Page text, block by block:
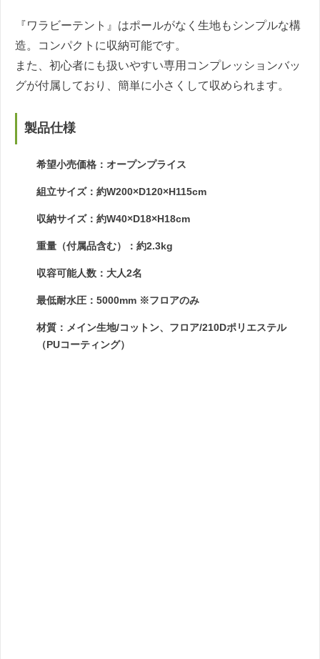
『ワラビーテント』はポールがなく生地もシンプルな構
造。コンパクトに収納可能です。
また、初心者にも扱いやすい専用コンプレッションバッ
グが付属しており、簡単に小さくして収められます。
製品仕様
希望小売価格：オープンプライス
組立サイズ：約W200×D120×H115cm
収納サイズ：約W40×D18×H18cm
重量（付属品含む）：約2.3kg
収容可能人数：大人2名
最低耐水圧：5000mm ※フロアのみ
材質：メイン生地/コットン、フロア/210Dポリエステル
（PUコーティング）